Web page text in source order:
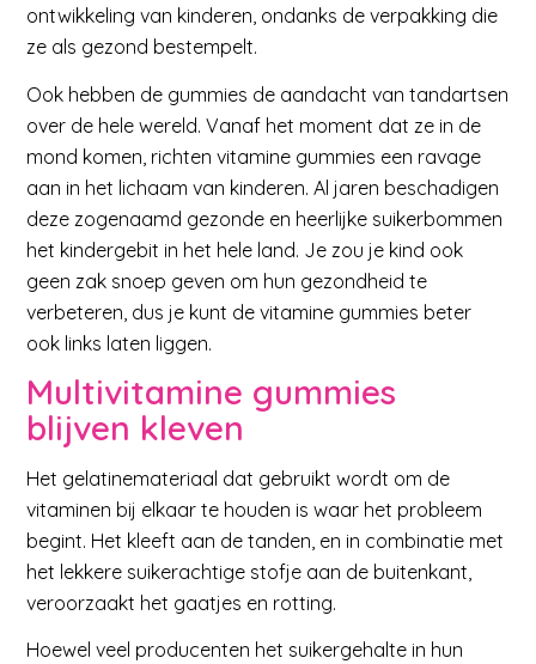
ontwikkeling van kinderen, ondanks de verpakking die
ze als gezond bestempelt.
Ook hebben de gummies de aandacht van tandartsen
over de hele wereld. Vanaf het moment dat ze in de
mond komen, richten vitamine gummies een ravage
aan in het lichaam van kinderen. Al jaren beschadigen
deze zogenaamd gezonde en heerlijke suikerbommen
het kindergebit in het hele land. Je zou je kind ook
geen zak snoep geven om hun gezondheid te
verbeteren, dus je kunt de vitamine gummies beter
ook links laten liggen.
Multivitamine gummies
blijven kleven
Het gelatinemateriaal dat gebruikt wordt om de
vitaminen bij elkaar te houden is waar het probleem
begint. Het kleeft aan de tanden, en in combinatie met
het lekkere suikerachtige stofje aan de buitenkant,
veroorzaakt het gaatjes en rotting.
Hoewel veel producenten het suikergehalte in hun